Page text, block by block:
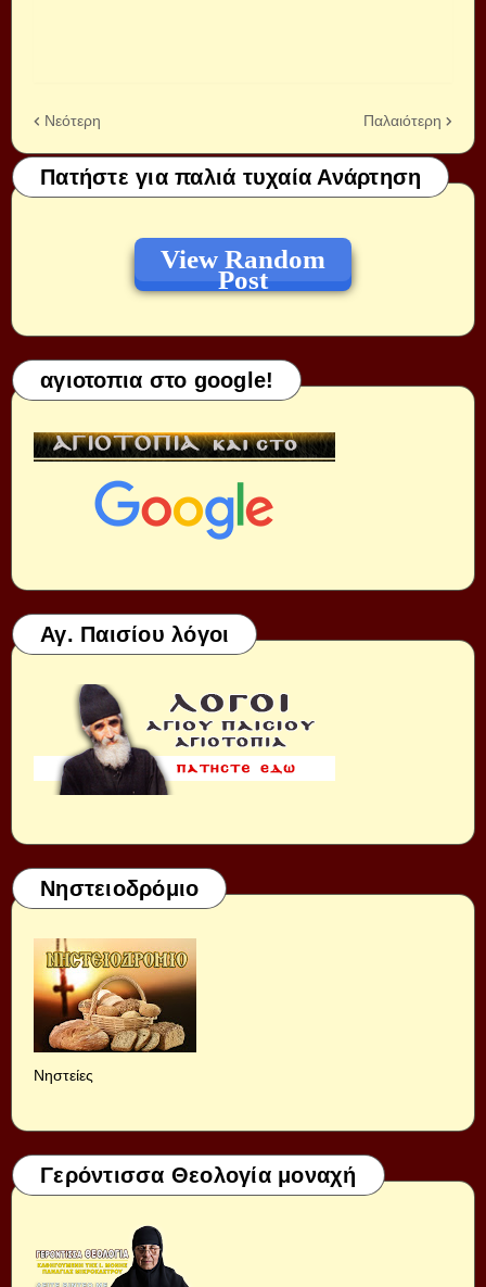
Νεότερη Παλαιότερη
Πατήστε για παλιά τυχαία Ανάρτηση
View Random
Post
αγιοτοπια στο google!
Αγ. Παισίου λόγοι
Νηστειοδρόμιο
Νηστείες
Γερόντισσα Θεολογία μοναχή